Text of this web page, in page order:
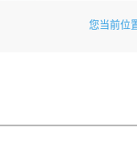
您当前位